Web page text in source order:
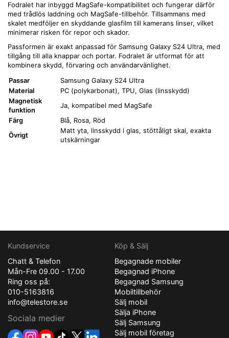
Fodralet har inbyggd MagSafe-kompatibilitet och fungerar därför
med trådlös laddning och MagSafe-tillbehör. Tillsammans med
skalet medföljer en skyddande glasfilm till kamerans linser, vilket
minimerar risken för repor och skador.
Passformen är exakt anpassad för Samsung Galaxy S24 Ultra, med
tillgång till alla knappar och portar. Fodralet är utformat för att
kombinera skydd, förvaring och användarvänlighet.
Passar
Samsung Galaxy S24 Ultra
Material
PC (polykarbonat), TPU, Glas (linsskydd)
Magnetisk
funktion
Ja, kompatibel med MagSafe
Färg
Blå, Rosa, Röd
Övrigt
Matt yta, linsskydd i glas, stöttåligt skal, exakta
utskärningar
Kundservice
Chatt & Telefon
Mån-Fre 09.00 - 17.00
Ring oss på:
010-5163816
info@telestore.se
Sociala medier
Köp & Sälj
Begagnade mobiler
Begagnad iPhone
Begagnad Samsung
Mobiltillbehör
Sälj mobil
Sälja iPhone
Sälj Samsung
Sälj mobil företag